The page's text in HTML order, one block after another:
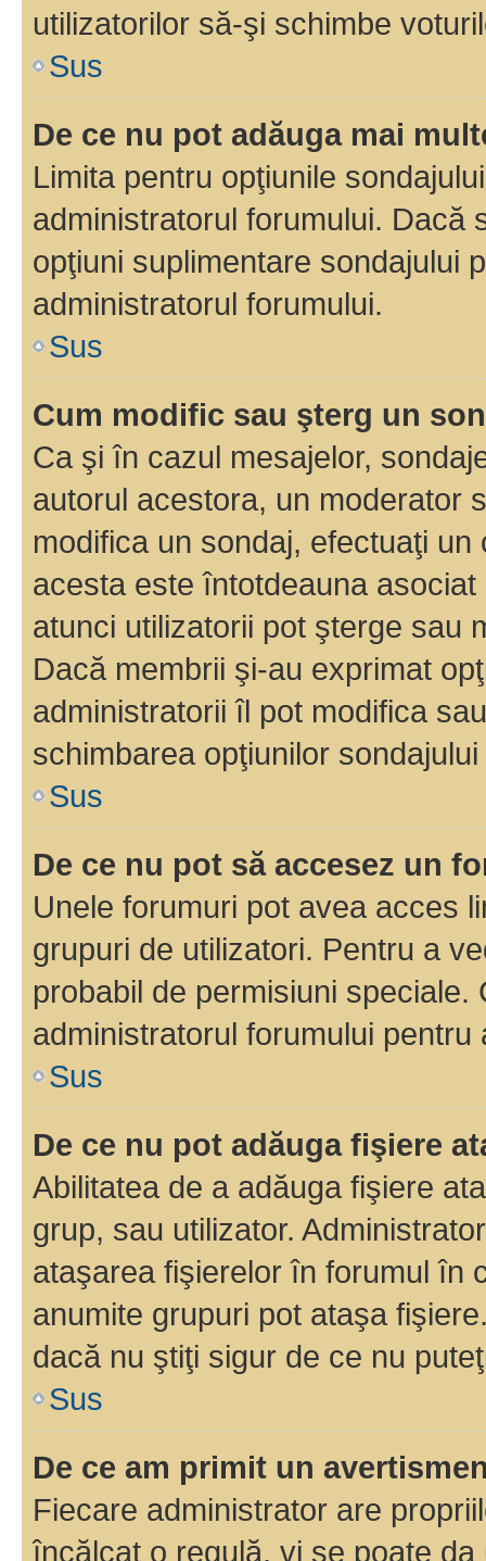
utilizatorilor să-şi schimbe
Sus
De ce nu pot adăuga mai
Limita pentru opţiunile
administratorul forumului. Dacă
opţiuni suplimentare sondajului
administratorul forumului.
Sus
Cum modific sau şterg un
Ca şi în cazul mesajelor,
autorul acestora, un moderator
modifica un sondaj, efectuaţi
acesta este întotdeauna
atunci utilizatorii pot şterge sau
Dacă membrii şi-au exprimat
administratorii îl pot modifica
schimbarea opţiunilor
Sus
De ce nu pot să accesez un
Unele forumuri pot avea acces
grupuri de utilizatori. Pentru a
probabil de permisiuni
administratorul forumului pentru
Sus
De ce nu pot adăuga fişiere
Abilitatea de a adăuga fişiere
grup, sau utilizator.
ataşarea fişierelor în forumul în
anumite grupuri pot ataşa
dacă nu ştiţi sigur de ce nu
Sus
De ce am primit un
Fiecare administrator are
încălcat o regulă, vi se poate